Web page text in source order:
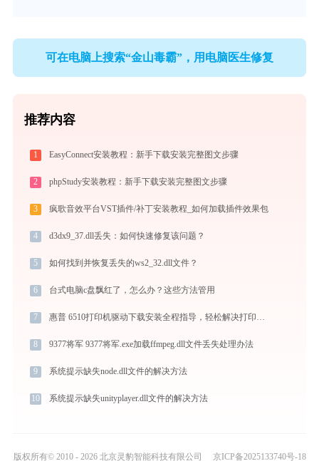
可在电脑上搜索“金山毒霸”，用电脑医生修复
推荐内容
1 EasyConnect安装教程：新手下载安装完整图文步骤
2 phpStudy安装教程：新手下载安装完整图文步骤
3 疯歌音效平台VST插件/补丁安装教程_如何加载插件效果包
4 d3dx9_37.dll丢失：如何快速修复该问题？
5 如何找到并恢复丢失的ws2_32.dll文件？
6 台式电脑c盘飘红了，怎么办？这些方法管用
7 惠普 6510打印机驱动下载安装全程指导，轻松解决打印问题
8 9377将军 9377将军.exe加载ffmpeg.dll文件丢失处理办法
9 系统提示缺失node.dll文件的解决方法
10 系统提示缺失unityplayer.dll文件的解决方法
版权所有© 2010 - 2026 北京灵豹智能科技有限公司 京ICP备2025133740号-18